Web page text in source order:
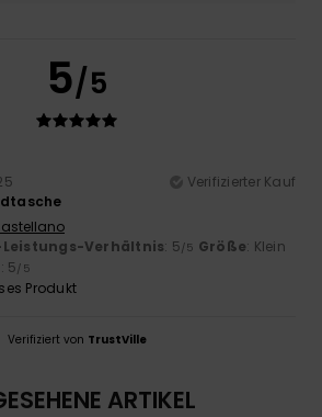
5/5
Verifizierter Kauf
Leistungs-Verhältnis: 5/5 Größe: Klein
: 5/5
Produkt
Verifiziert von TrustVille
ARTIKEL